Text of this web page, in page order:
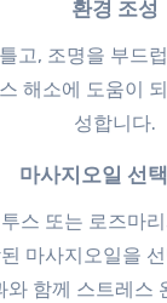
환경 조성
고, 조명을 부드
해소에 도움이
성합니다.
마사지오일 선택
스 또는 로즈마
마사지오일을
와 함께 스트레스